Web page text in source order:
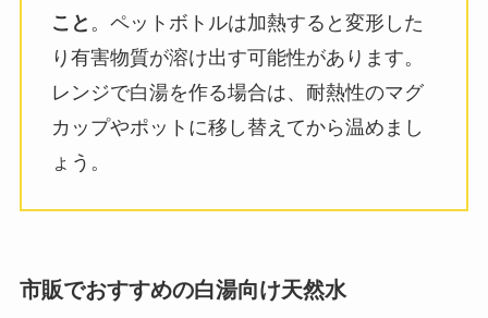
こと 。ペットボトルは加熱すると変形した
り有害物質が溶け出す可能性があります。
レンジで白湯を作る場合は、耐熱性のマグ
カップやポットに移し替えてから温めまし
ょう。
市販でおすすめの白湯向け天然水